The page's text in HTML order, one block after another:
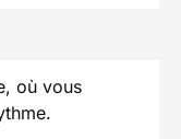
où vous